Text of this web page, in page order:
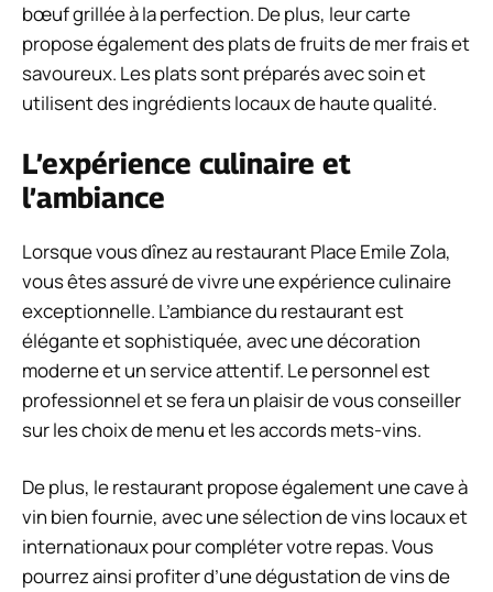
bœuf grillée à la perfection. De plus, leur carte
propose également des plats de fruits de mer frais et
savoureux. Les plats sont préparés avec soin et
utilisent des ingrédients locaux de haute qualité.
L’expérience culinaire et
l’ambiance
Lorsque vous dînez au restaurant Place Emile Zola,
vous êtes assuré de vivre une expérience culinaire
exceptionnelle. L’ambiance du restaurant est
élégante et sophistiquée, avec une décoration
moderne et un service attentif. Le personnel est
professionnel et se fera un plaisir de vous conseiller
sur les choix de menu et les accords mets-vins.
De plus, le restaurant propose également une cave à
vin bien fournie, avec une sélection de vins locaux et
internationaux pour compléter votre repas. Vous
pourrez ainsi profiter d’une dégustation de vins de